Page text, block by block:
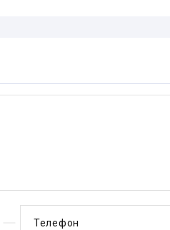
Телефон